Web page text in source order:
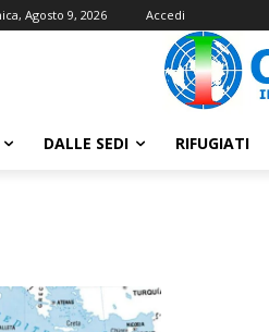
Agosto 9, 2026 Accedi
DALLE SEDI RIFUGIATI